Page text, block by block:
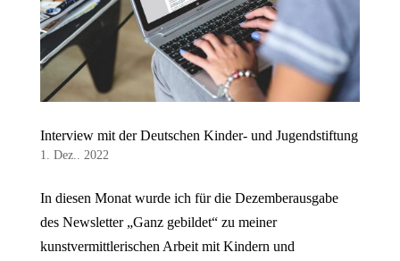
Interview mit der Deutschen Kinder- und Jugendstiftung
1. Dez.. 2022
In diesen Monat wurde ich für die Dezemberausgabe
des Newsletter „Ganz gebildet“ zu meiner
kunstvermittlerischen Arbeit mit Kindern und